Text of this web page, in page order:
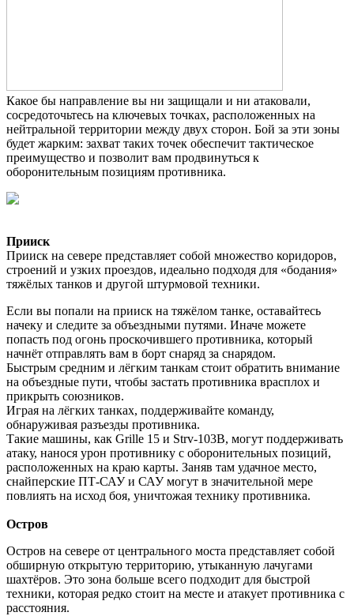
Какое бы направление вы ни защищали и ни атаковали,
сосредоточьтесь на ключевых точках, расположенных на
нейтральной территории между двух сторон. Бой за эти зоны
будет жарким: захват таких точек обеспечит тактическое
преимущество и позволит вам продвинуться к
оборонительным позициям противника.
Прииск
Прииск на севере представляет собой множество коридоров,
строений и узких проездов, идеально подходя для «бодания»
тяжёлых танков и другой штурмовой техники.
Если вы попали на прииск на тяжёлом танке, оставайтесь
начеку и следите за объездными путями. Иначе можете
попасть под огонь проскочившего противника, который
начнёт отправлять вам в борт снаряд за снарядом.
Быстрым средним и лёгким танкам стоит обратить внимание
на объездные пути, чтобы застать противника врасплох и
прикрыть союзников.
Играя на лёгких танках, поддерживайте команду,
обнаруживая разъезды противника.
Такие машины, как Grille 15 и Strv-103B, могут поддерживать
атаку, нанося урон противнику с оборонительных позиций,
расположенных на краю карты. Заняв там удачное место,
снайперские ПТ-САУ и САУ могут в значительной мере
повлиять на исход боя, уничтожая технику противника.
Остров
Остров на севере от центрального моста представляет собой
обширную открытую территорию, утыканную лачугами
шахтёров. Это зона больше всего подходит для быстрой
техники, которая редко стоит на месте и атакует противника с
расстояния.